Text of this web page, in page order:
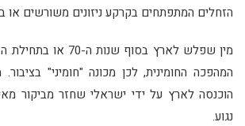
הזחלים המתפתחים בקרקע ניזונים משורשים או
המהפכה החומינית, לכן מכונה "חומיני"
הוכנסה לארץ על ידי ישראלי שחזר מביקור
נגוע.